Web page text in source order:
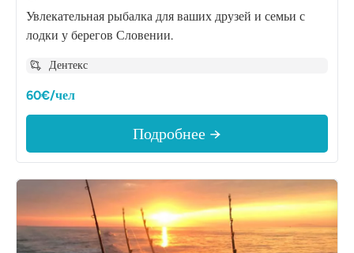
Увлекательная рыбалка для ваших друзей и семьи с
лодки у берегов Словении.
Дентекс
60€/чел
Подробнее →